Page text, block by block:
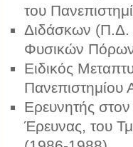
του
Διδάσκων (Π.Δ.
Φυσικών Πόρων
Ειδικός
Πανεπιστημίου
Ερευνητής
Έρευνας, του